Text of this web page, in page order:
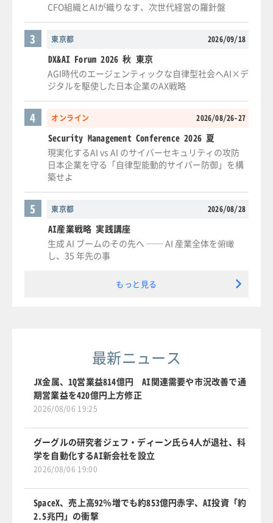
CFO組織とAIが織りなす、次世代経営の羅針盤
東京都 2026/09/18
3
DX&AI Forum 2026 秋 東京
AGI時代のエージェンティックな自律型社会へAI×デ
ジタルを駆使した日本企業のAX戦略
オンライン 2026/08/26-27
4
Security Management Conference 2026 夏
現実化するAI vs AI のサイバーセキュリティの攻防
日本企業を守る「自律型能動的サイバー防御」を構
築せよ
東京都 2026/08/28
5
AI産業戦略 実践講座
生成 AI ブームのその先へ ── AI 産業全体を俯瞰
し、35 年先の事
もっと見る
最新ニュース
JX金属、1Q営業益814億円 AI関連需要や市況改善で通
期営業益を420億円上方修正
2026/08/06 19:25
グーグルの研究者ジェフ・ディーン氏ら4人が退社、科
学を自動化するAI新会社を設立
2026/08/06 19:00
SpaceX、売上高92％増でも約853億円赤字、AI投資「約
2.5兆円」の衝撃